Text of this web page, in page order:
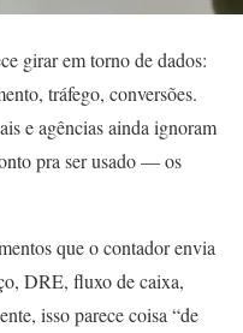
girar em torno de dados:
tráfego, conversões.
e agências ainda ignoram
pra ser usado — os
que o contador envia
DRE, fluxo de caixa,
isso parece coisa “de